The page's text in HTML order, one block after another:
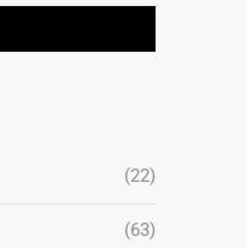
(22)
(63)